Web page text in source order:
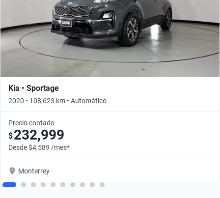
Kia • Sportage
2020 • 108,623 km • Automático
Precio contado
$232,999
Desde $4,589 /mes*
Monterrey